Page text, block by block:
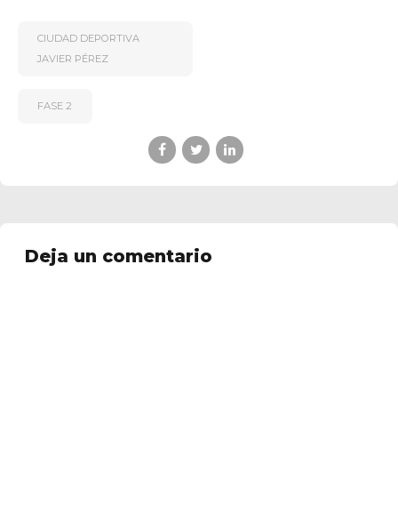
CIUDAD DEPORTIVA
JAVIER PÉREZ
FASE 2
Deja un comentario